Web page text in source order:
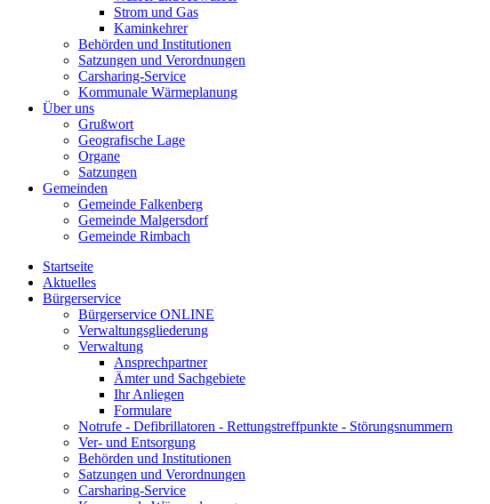
Strom und Gas
Kaminkehrer
Behörden und Institutionen
Satzungen und Verordnungen
Carsharing-Service
Kommunale Wärmeplanung
Über uns
Grußwort
Geografische Lage
Organe
Satzungen
Gemeinden
Gemeinde Falkenberg
Gemeinde Malgersdorf
Gemeinde Rimbach
Startseite
Aktuelles
Bürgerservice
Bürgerservice ONLINE
Verwaltungsgliederung
Verwaltung
Ansprechpartner
Ämter und Sachgebiete
Ihr Anliegen
Formulare
Notrufe - Defibrillatoren - Rettungstreffpunkte - Störungsnummern
Ver- und Entsorgung
Behörden und Institutionen
Satzungen und Verordnungen
Carsharing-Service